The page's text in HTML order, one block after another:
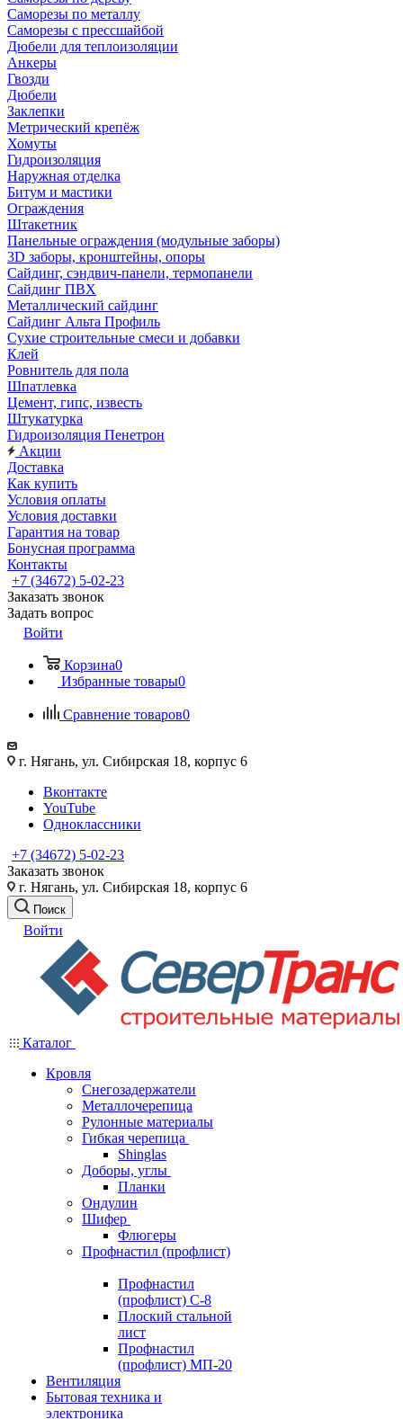
Саморезы по металлу
Саморезы с прессшайбой
Дюбели для теплоизоляции
Анкеры
Гвозди
Дюбели
Заклепки
Метрический крепёж
Хомуты
Гидроизоляция
Наружная отделка
Битум и мастики
Ограждения
Штакетник
Панельные ограждения (модульные заборы)
3D заборы, кронштейны, опоры
Cайдинг, сэндвич-панели, термопанели
Сайдинг ПВХ
Металлический сайдинг
Сайдинг Альта Профиль
Сухие строительные смеси и добавки
Клей
Ровнитель для пола
Шпатлевка
Цемент, гипс, известь
Штукатурка
Гидроизоляция Пенетрон
Акции
Доставка
Как купить
Условия оплаты
Условия доставки
Гарантия на товар
Бонусная программа
Контакты
+7 (34672) 5-02-23
Заказать звонок
Задать вопрос
Войти
Корзина0
Избранные товары0
Сравнение товаров0
г. Нягань, ул. Сибирская 18, корпус 6
Вконтакте
YouTube
Одноклассники
+7 (34672) 5-02-23
Заказать звонок
г. Нягань, ул. Сибирская 18, корпус 6
Поиск
Войти
Каталог
Кровля
Снегозадержатели
Металлочерепица
Рулонные материалы
Гибкая черепица
Shinglas
Доборы, углы
Планки
Ондулин
Шифер
Флюгеры
Профнастил (профлист)
Профнастил
(профлист) С-8
Плоский стальной
лист
Профнастил
(профлист) МП-20
Вентиляция
Бытовая техника и
электроника